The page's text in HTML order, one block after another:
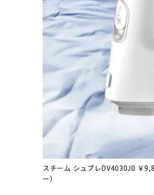
スチーム シュプレDV4030J0 ￥
ー）